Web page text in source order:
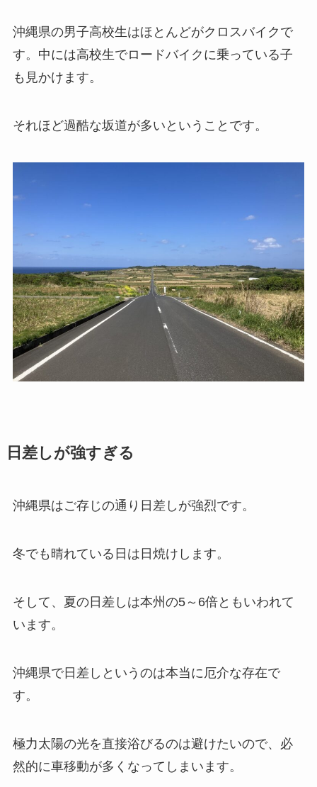
沖縄県の男子高校生はほとんどがクロスバイクで
す。中には高校生でロードバイクに乗っている子
も見かけます。
それほど過酷な坂道が多いということです。
日差しが強すぎる
沖縄県はご存じの通り日差しが強烈です。
冬でも晴れている日は日焼けします。
そして、夏の日差しは本州の5～6倍ともいわれて
います。
沖縄県で日差しというのは本当に厄介な存在で
す。
極力太陽の光を直接浴びるのは避けたいので、必
然的に車移動が多くなってしまいます。